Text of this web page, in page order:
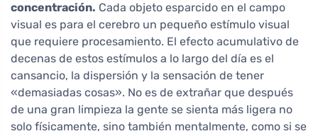
concentración. Cada objeto esparcido en el campo
visual es para el cerebro un pequeño estímulo visual
que requiere procesamiento. El efecto acumulativo de
decenas de estos estímulos a lo largo del día es el
cansancio, la dispersión y la sensación de tener
«demasiadas cosas». No es de extrañar que después
de una gran limpieza la gente se sienta más ligera no
solo físicamente, sino también mentalmente, como si se